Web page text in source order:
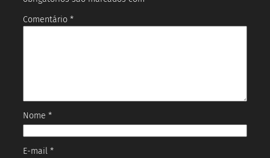
Comentário *
Nome *
E-mail *